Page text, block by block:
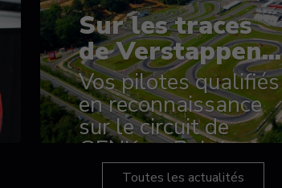
Sur les traces
de Verstappen...
Vos pilotes qualifiés
en reconnaissance
sur le circuit de
GENK en Belgique
Toutes les actualités